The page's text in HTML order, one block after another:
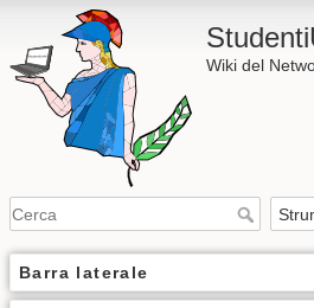
Wiki del
Barra laterale